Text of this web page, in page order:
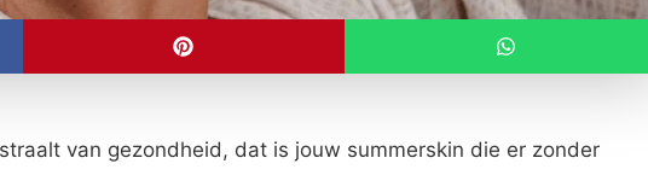
van gezondheid, dat is jouw summerskin die er zonder